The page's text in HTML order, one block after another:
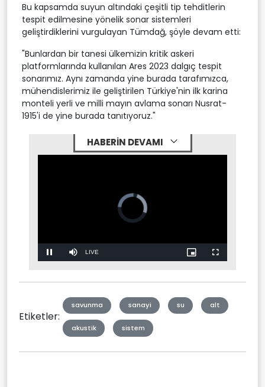
Bu kapsamda suyun altındaki çeşitli tip tehditlerin
tespit edilmesine yönelik sonar sistemleri
geliştirdiklerini vurgulayan Tümdağ, şöyle devam etti:
"Bunlardan bir tanesi ülkemizin kritik askeri
platformlarında kullanılan Ares 2023 dalgıç tespit
sonarımız. Aynı zamanda yine burada tarafımızca,
mühendislerimiz ile geliştirilen Türkiye'nin ilk karina
monteli yerli ve milli mayın avlama sonarı Nusrat-
1915'i de yine burada tanıtıyoruz."
HABERİN DEVAMI
Pause Mute Stream
LIVE
Picture-
in-
Fullscreen
Etiketler:
savunma sanayi su alt
akustik sistem